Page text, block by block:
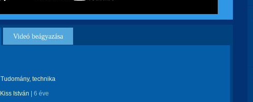
Videó beágyazása
Tudomány, technika
Kiss István 6 éve